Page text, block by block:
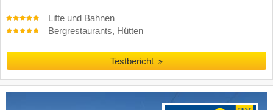
Lifte und Bahnen
Bergrestaurants, Hütten
Testbericht